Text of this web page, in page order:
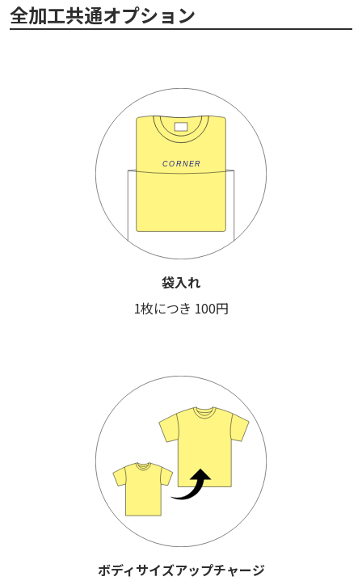
全加工共通オプション
袋入れ
1枚につき 100円
ボディサイズアップチャージ